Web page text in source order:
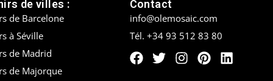
de villes :
de Barcelone
à Séville
de Madrid
de Majorque
Contact
info@olemosaic.com
Tél. +34 93 512 83 80